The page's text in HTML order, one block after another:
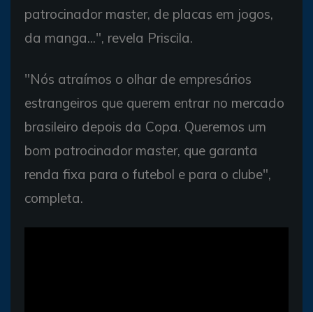
patrocinador master, de placas em jogos,
da manga...", revela Priscila.
"Nós atraímos o olhar de empresários
estrangeiros que querem entrar no mercado
brasileiro depois da Copa. Queremos um
bom patrocinador master, que garanta
renda fixa para o futebol e para o clube",
completa.